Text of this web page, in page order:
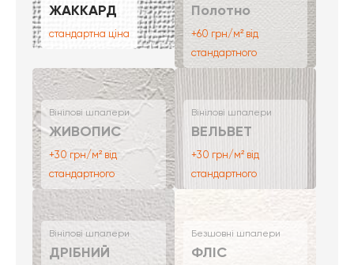
ЖАККАРД
стандартна ціна
Полотно
+60 грн/м² від
стандартного
Вінілові шпалери
ЖИВОПИС
+30 грн/м² від
стандартного
Вінілові шпалери
ВЕЛЬВЕТ
+30 грн/м² від
стандартного
Вінілові шпалери
ДРІБНИЙ
Безшовні шпалери
ФЛІС